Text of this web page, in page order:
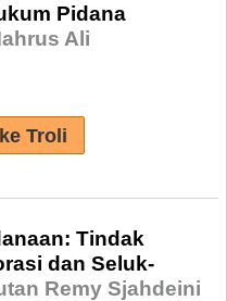
Pidana
Ali
Tindak
dan Seluk-
Remy Sjahdeini